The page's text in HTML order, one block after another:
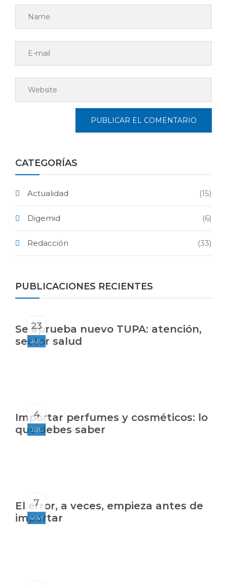
CATEGORÍAS
Actualidad (15)
Digemid (6)
Redacción (33)
PUBLICACIONES RECIENTES
23
JUL
Se aprueba nuevo TUPA: atención,
sector salud
4
JUL
Importar perfumes y cosméticos: lo
que debes saber
7
MAY
El error, a veces, empieza antes de
importar